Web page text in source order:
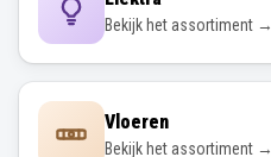
Bekijk het assortiment →
Vloeren
Bekijk het assortiment →